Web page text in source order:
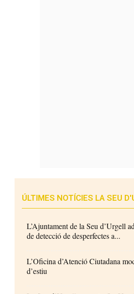
ÚLTIMES NOTÍCIES LA SEU
L’Ajuntament de la Seu d’Urgell
de detecció de desperfectes a...
L’Oficina d’Atenció Ciutadana
d’estiu